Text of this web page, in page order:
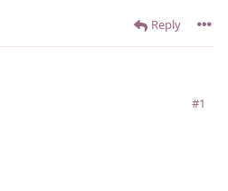
Reply
#1